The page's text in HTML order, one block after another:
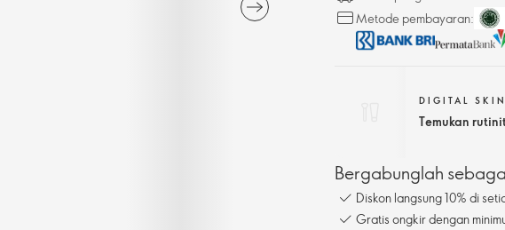
Metode pembayaran:
DIGITAL
Temukan
Bergabunglah
Diskon langsung 10% di
Gratis ongkir dengan